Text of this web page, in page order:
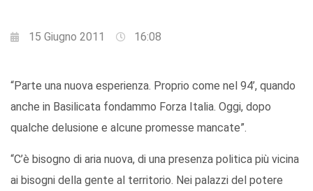
15 Giugno 2011 16:08
“Parte una nuova esperienza. Proprio come nel 94’, quando
anche in Basilicata fondammo Forza Italia. Oggi, dopo
qualche delusione e alcune promesse mancate”.
“C’è bisogno di aria nuova, di una presenza politica più vicina
ai bisogni della gente al territorio. Nei palazzi del potere